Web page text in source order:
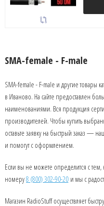
SMA-female - F-male
SMA-female - F-male и другие товары
в Иваново. На сайте предоставлен
наименованиями. Вся продукция
производителей. Чтобы купить
оставьте заявку на быстрый заказ —
и помогут с оформлением.
Если вы не можете определится с
номеру8 (800) 302-90-20 и мы с
Магазин RadioStuff осуществляет